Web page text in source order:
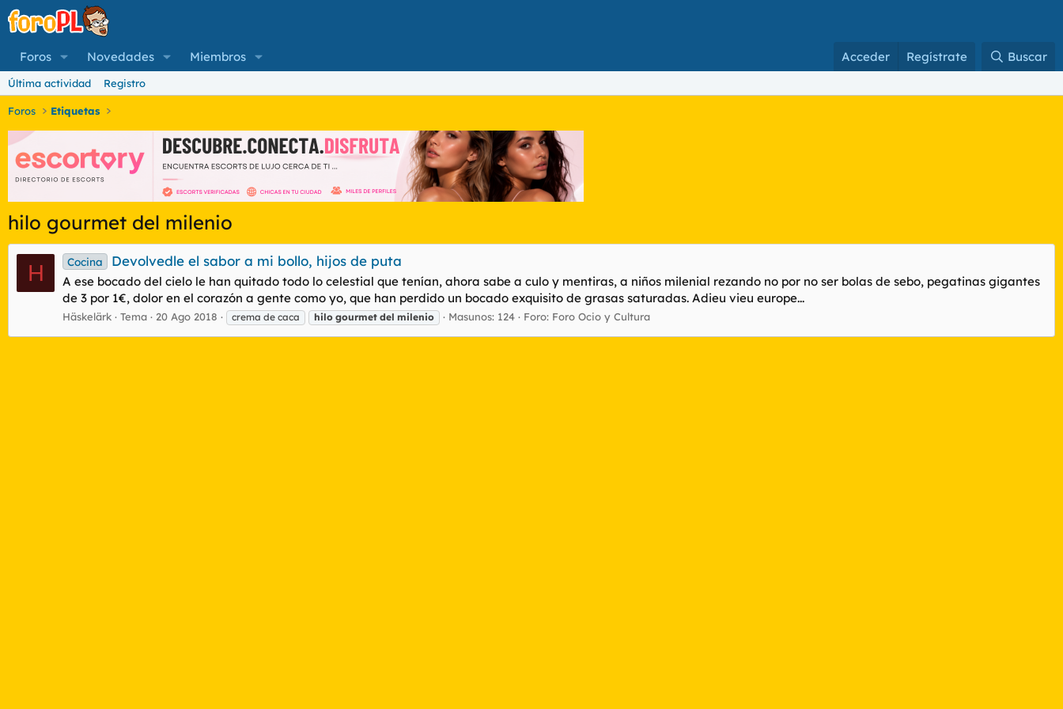
Foros Novedades Miembros Acceder Regístrate Buscar
Última actividad Registro
Foros Etiquetas
hilo gourmet del milenio
H Cocina Devolvedle el sabor a mi bollo, hijos de puta
A ese bocado del cielo le han quitado todo lo celestial que tenían, ahora sabe a culo y mentiras, a niños milenial rezando no por no ser bolas de sebo, pegatinas gigantes
de 3 por 1€, dolor en el corazón a gente como yo, que han perdido un bocado exquisito de grasas saturadas. Adieu vieu europe...
Häskelärk Tema 20 Ago 2018 crema de caca hilo gourmet del milenio Masunos: 124 Foro: Foro Ocio y Cultura